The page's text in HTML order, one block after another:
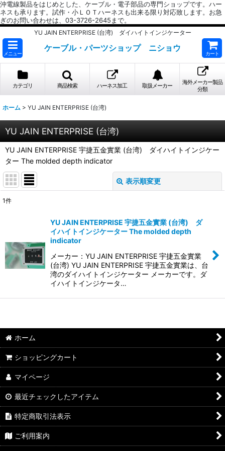
沖電線製品をはじめとした、ケーブル・電子部品の専門ショップです。ハー
ネスも承ります。試作・小ＬＯＴハーネスも出来る限り対応致します。お急
ぎのお問い合わせは、03-3726-2645まで。
YU JAIN ENTERPRISE (台湾) ダイハイトインジケーター
メニュー
ケーブル・パーツショップ ニショウ
カート
カテゴリ 商品検索 ハーネス加工 取扱メーカー
海外メーカー製品
分類
ホーム > YU JAIN ENTERPRISE (台湾)
YU JAIN ENTERPRISE (台湾)
YU JAIN ENTERPRISE 宇捷五金實業 (台湾) ダイハイトインジケー
ター The molded depth indicator
表示順変更
絞り込む
1件
YU JAIN ENTERPRISE 宇捷五金實業 (台湾) ダ
イハイトインジケーター The molded depth
indicator
メーカー：YU JAIN ENTERPRISE 宇捷五金實業
(台湾) YU JAIN ENTERPRISE 宇捷五金實業は、台
湾のダイハイトインジケーター メーカーです。ダ
イハイトインジケータ…
ホーム
ショッピングカート
マイページ
最近チェックしたアイテム
特定商取引法表示
ご利用案内